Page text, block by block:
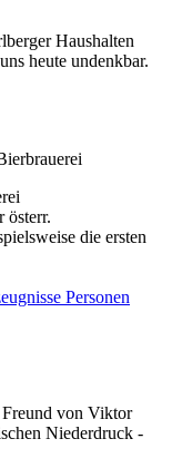
Haushalten
heute undenkbar.
österr.
die ersten
Personen
von Viktor
Niederdruck -